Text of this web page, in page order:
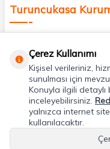
Turuncukasa
Uygulamalarımız
Adres & İletişim
Çerez Kullanımı
Kişisel verileriniz,
sunulması için
Konuyla ilgili detaylı
inceleyebilirsiniz.
yalnızca internet
kullanılacaktır.